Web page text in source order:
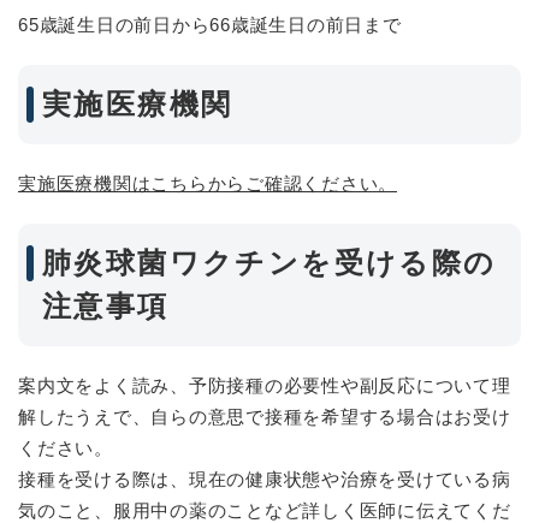
65歳誕生日の前日から66歳誕生日の前日まで
実施医療機関
実施医療機関はこちらからご確認ください。
肺炎球菌ワクチンを受ける際の
注意事項
案内文をよく読み、予防接種の必要性や副反応について理
解したうえで、自らの意思で接種を希望する場合はお受け
ください。
接種を受ける際は、現在の健康状態や治療を受けている病
気のこと、服用中の薬のことなど詳しく医師に伝えてくだ